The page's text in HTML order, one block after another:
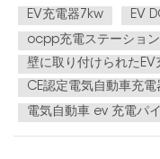
が二酸化...
EV充電器7kw
EV
ocpp充電ステーション
壁に取り付けられたEV
CE認定電気自動車充電
電気自動車 ev 充電パ